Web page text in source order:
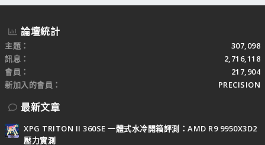
論壇統計
主題
307,098
訊息
2,716,118
會員
217,904
新加入的會員
PRECISION
最新文章
XPG TRITON II 360SE 一體式水冷開箱評測：AMD R9 9950X3D2
壓力實測